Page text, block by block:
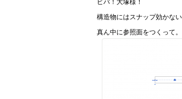
ビバ！大塚様！
構造物にはスナップ効かな
真ん中に参照面をつくって。